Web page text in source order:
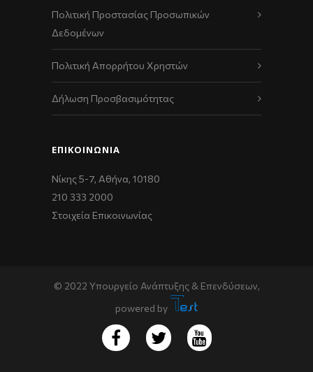
Πολιτική Προστασίας Προσωπικών
Δεδομένων
Πολιτική Απορρήτου Χρηστών
Δήλωση Προσβασιμότητας
ΕΠΙΚΟΙΝΩΝΊΑ
Νίκης 5-7, Αθήνα, 10180
210 333 2000
Στοιχεία Επικοινωνίας
© 2022 Υπουργείο Ανάπτυξης & Επενδύσεων,
powered by